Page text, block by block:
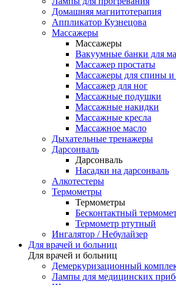
Домашняя магнитотерапия
Аппликатор Кузнецова
Массажеры
Массажеры
Вакуумные банки для
Массажер простаты
Массажеры для спины
Массажер для ног
Массажные подушки
Массажные накидки
Массажные кресла
Массажное масло
Дыхательные тренажеры
Дарсонваль
Дарсонваль
Насадки на дарсонваль
Алкотестеры
Термометры
Термометры
Бесконтактный
Термометр ртутный
Ингалятор / Небулайзер
Для врачей и больниц
Для врачей и больниц
Демеркуризационный
Лампы для медицинских